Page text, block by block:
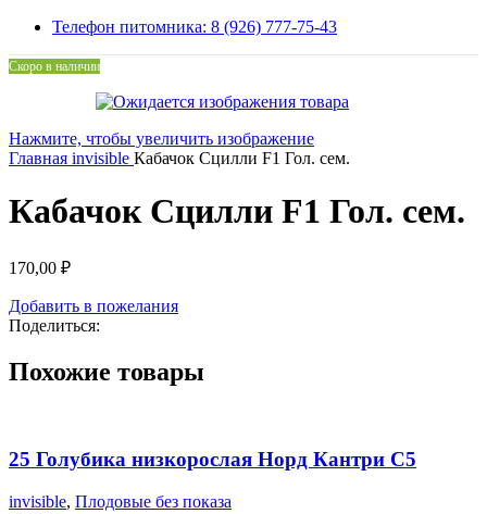
Телефон питомника: 8 (926) 777-75-43
Скоро в наличии
Нажмите, чтобы увеличить изображение
Главная invisible Кабачок Сцилли F1 Гол. сем.
Кабачок Сцилли F1 Гол. сем.
170,00 ₽
Добавить в пожелания
Поделиться:
Похожие товары
25 Голубика низкорослая Норд Кантри С5
invisible, Плодовые без показа